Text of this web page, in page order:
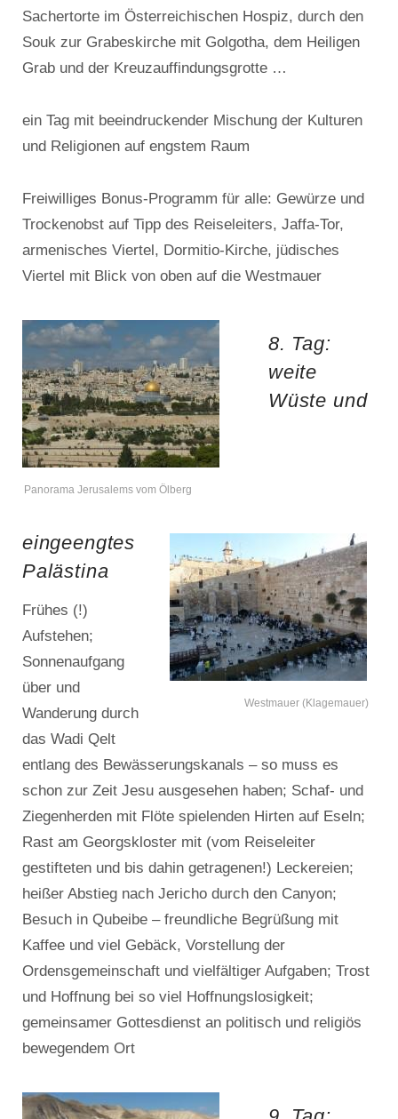
Sachertorte im Österreichischen Hospiz, durch den
Souk zur Grabeskirche mit Golgotha, dem Heiligen
Grab und der Kreuzauffindungsgrotte …
ein Tag mit beeindruckender Mischung der Kulturen
und Religionen auf engstem Raum
Freiwilliges Bonus-Programm für alle: Gewürze und
Trockenobst auf Tipp des Reiseleiters, Jaffa-Tor,
armenisches Viertel, Dormitio-Kirche, jüdisches
Viertel mit Blick von oben auf die Westmauer
Panorama Jerusalems vom Ölberg
Westmauer (Klagemauer)
8. Tag:
weite
Wüste und
eingeengtes
Palästina
Frühes (!)
Aufstehen;
Sonnenaufgang
über und
Wanderung durch
das Wadi Qelt
entlang des Bewässerungskanals – so muss es
schon zur Zeit Jesu ausgesehen haben; Schaf- und
Ziegenherden mit Flöte spielenden Hirten auf Eseln;
Rast am Georgskloster mit (vom Reiseleiter
gestifteten und bis dahin getragenen!) Leckereien;
heißer Abstieg nach Jericho durch den Canyon;
Besuch in Qubeibe – freundliche Begrüßung mit
Kaffee und viel Gebäck, Vorstellung der
Ordensgemeinschaft und vielfältiger Aufgaben; Trost
und Hoffnung bei so viel Hoffnungslosigkeit;
gemeinsamer Gottesdienst an politisch und religiös
bewegendem Ort